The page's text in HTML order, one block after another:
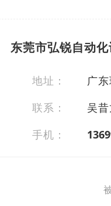
东莞市弘锐自动
地址：
广
联系：
吴
手机：